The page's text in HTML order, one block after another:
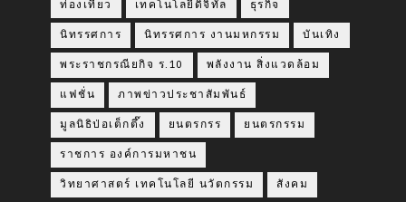
ท่องเที่ยว เทคโนโลยีดิจิทัล ธุรกิจ
นิทรรศการ นิทรรศการ งานมหกรรม บันเทิง
พระราชกรณียกิจ ร.10 พลังงาน สิ่งแวดล้อม
แฟชั่น ภาพข่าวประชาสัมพันธ์
มูลนิธิป่อเต็กตึ๊ง ยนตรกรร ยนตรกรรม
ราชการ องค์การมหาชน
วิทยาศาสตร์ เทคโนโลยี นวัตกรรม สังคม